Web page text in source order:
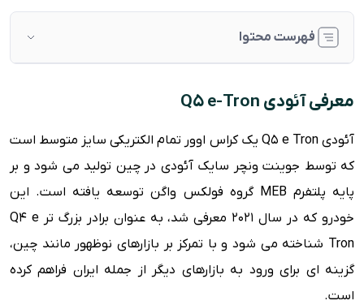
فهرست محتوا
بررسی طراحی ظاهری و بدنه
پیشرانه و قوای فنی
رقبا
امکانات ایمنی
معرفی آئودی Q5 e-Tron
آئودی Q5 e Tron یک کراس اوور تمام الکتریکی سایز متوسط است
که توسط جوینت ونچر سایک آئودی در چین تولید می شود و بر
پایه پلتفرم MEB گروه فولکس واگن توسعه یافته است. این
خودرو که در سال 2021 معرفی شد، به عنوان برادر بزرگ تر Q4 e
Tron شناخته می شود و با تمرکز بر بازارهای نوظهور مانند چین،
گزینه ای برای ورود به بازارهای دیگر از جمله ایران فراهم کرده
است.